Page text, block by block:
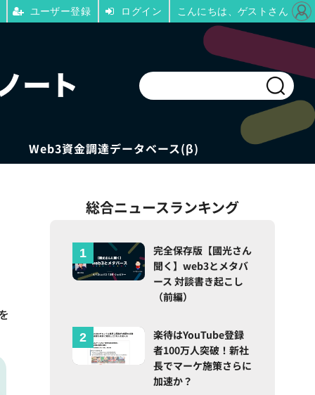
Web3資金調達データベース(β)
総合ニュースランキング
完全保存版【國光さん
聞く】web3とメタバ
ース 対談書き起こし
（前編）
楽待はYouTube登録
者100万人突破！新社
長でマーケ施策さらに
加速か？
ユーザー登録 ログイン こんにちは、ゲストさん